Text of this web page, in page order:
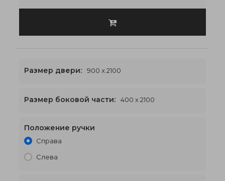
1700 x 2100€592
Размер двери: 900 x 2100
Размер боковой части: 400 x 2100
Положение ручки
Справа
Слева